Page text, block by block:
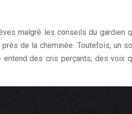
malgré les conseils du gardien
de la cheminée. Toutefois, un
des cris perçants, des voix